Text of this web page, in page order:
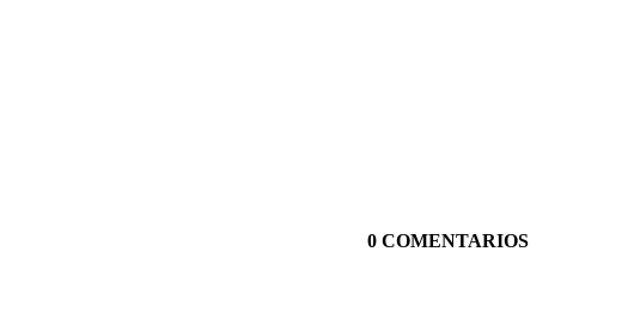
0 COMENTARIOS